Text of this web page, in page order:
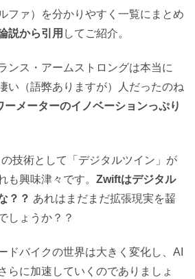
ファ）を分かりやすく一覧にまとめ
説から引用 してご紹介。
ンス・アームストロングは本当に
い（語弊ありますが）人だったのね
ーメーターのイノベーションっぷり
の技術として「デジタルツイン」が
も興味津々です。 Zwiftはデジタル
？？ あれはまだまだ拡張現実を齧
しょうか？？
ドバイクの世界は大きく変化し、AI
らに加速していくのでありましょ